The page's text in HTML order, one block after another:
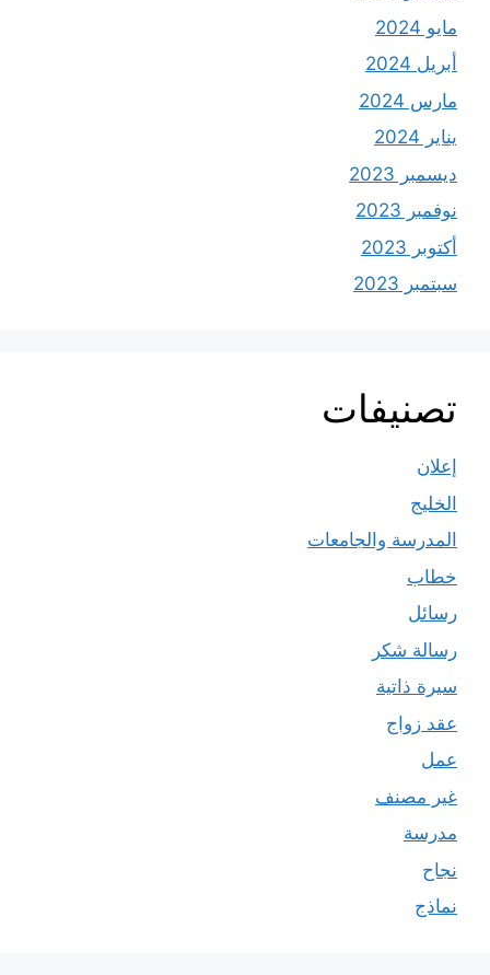
مايو 2024
أبريل 2024
مارس 2024
يناير 2024
ديسمبر 2023
نوفمبر 2023
أكتوبر 2023
سبتمبر 2023
تصنيفات
إعلان
الخليج
المدرسة والجامعات
خطاب
رسائل
رسالة شكر
سيرة ذاتية
عقد زواج
عمل
غير مصنف
مدرسة
نجاح
نماذج